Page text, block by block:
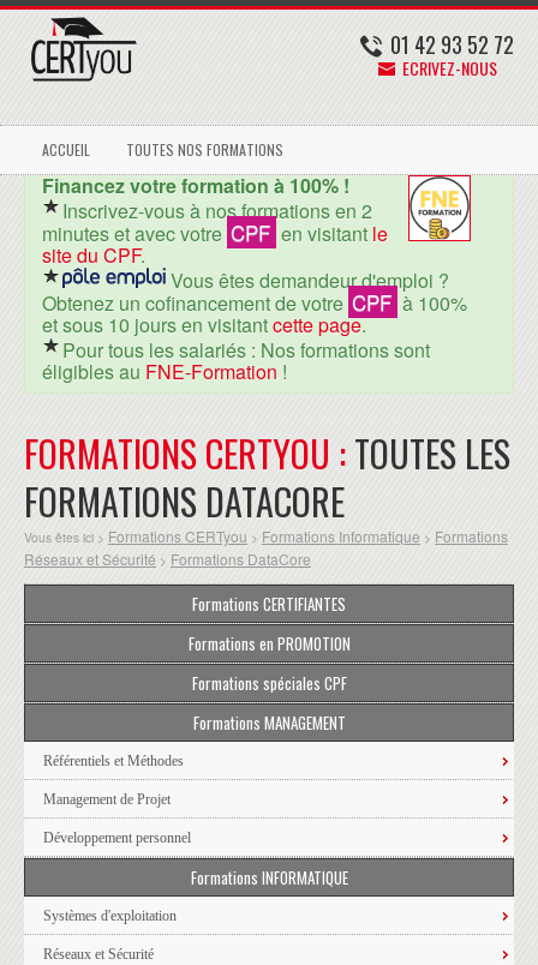
01 42 93 52 72
ECRIVEZ-NOUS
ACCUEIL TOUTES NOS FORMATIONS
Financez votre formation à 100% !
Inscrivez-vous à nos formations en 2
minutes et avec votre CPF en visitant le
site du CPF.
Vous êtes demandeur d'emploi ?
Obtenez un cofinancement de votre CPF à 100%
et sous 10 jours en visitantcette page.
Pour tous les salariés : Nos formations sont
éligibles au FNE-Formation !
FORMATIONS CERTYOU :TOUTES LES
FORMATIONS DATACORE
Vous êtes ici > Formations CERTyou > Formations Informatique > Formations
Réseaux et Sécurité > Formations DataCore
Formations CERTIFIANTES
Formations en PROMOTION
Formations spéciales CPF
Formations MANAGEMENT
Référentiels et Méthodes
Management de Projet
Développement personnel
Formations INFORMATIQUE
Systèmes d'exploitation
Réseaux et Sécurité